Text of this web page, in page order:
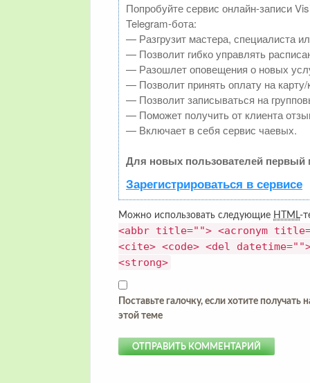
Попробуйте сервис онлайн-записи
Telegram-бота:
— Разгрузит мастера, специалиста
— Позволит гибко управлять
— Разошлет оповещения о новых
— Позволит принять оплату на
— Позволит записываться на
— Поможет получить от клиента
— Включает в себя сервис чаевых.
Для новых пользователей первый
Зарегистрироваться в сервисе
Можно использовать следующие HTML-
<abbr title=""> <acronym
<cite> <code> <del
<strong>
Поставьте галочку, если хотите
этой теме